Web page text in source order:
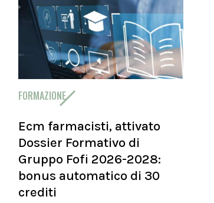
FORMAZIONE
Ecm farmacisti, attivato
Dossier Formativo di
Gruppo Fofi 2026-2028:
bonus automatico di 30
crediti